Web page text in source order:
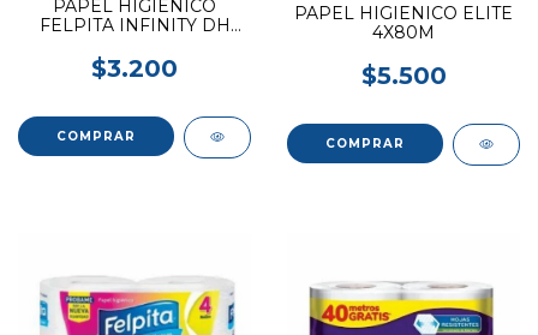
PAPEL HIGIENICO
FELPITA INFINITY DH
$3.200
PAPEL HIGIENICO ELITE
4X80M
$5.500